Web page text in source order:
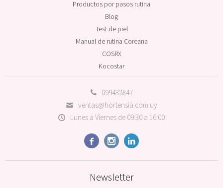
099432847
ventas@hortensia.com.uy
Lunes a Viernes de 09:30 a 16:00
  
Productos por pasos rutina
Blog
Test de piel
Manual de rutina Coreana
COSRX
Kocostar
Newsletter